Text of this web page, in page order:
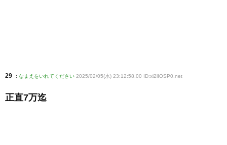
29 : なまえをいれてください 2025/02/05(水) 23:12:58.00 ID:xi2lIOSP0 .net
正直7万迄